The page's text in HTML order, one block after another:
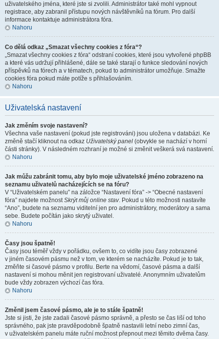
uživatelského jména, které jste si zvolili. Administrátor také mohl vypnout
registrace, aby zabranil přístupu nových návštěvníků na fórum. Pro další
informace kontaktuje administrátora fóra.
Nahoru
Co dělá odkaz „Smazat všechny cookies z fóra“?
„Smazat všechny cookies z fóra“ odstraní cookies, které jsou vytvořené phpBB
a které vás udržují přihlášené, dále se také starají o funkce sledování nových
příspěvků na fórech a v tématech, pokud to administrátor umožňuje. Smažte
cookies fóra pokud máte potíže s přihlašováním.
Nahoru
Uživatelská nastavení
Jak změním svoje nastavení?
Všechna vaše nastavení (pokud jste registrováni) jsou uložena v databázi. Ke
změně stačí kliknout na odkaz Uživatelský panel (obvykle se nachází v horní
části stránky). V následném rozhraní je možné si změnit veškerá svá nastavení.
Nahoru
Jak můžu zabránit tomu, aby bylo moje uživatelské jméno zobrazeno na
seznamu uživatelů nacházejících se na fóru?
V “Uživatelském panelu” na záložce “Nastavení fóra” -> “Obecné nastavení
fóra” najdete možnostSkrýt můj online stav. Pokud u této možnosti nastavíte
“Ano”, budete na seznamu viditelní jen pro administrátory, moderátory a sama
sebe. Budete počítán jako skrytý uživatel.
Nahoru
Časy jsou špatně!
Časy jsou téměř vždy v pořádku, ovšem to, co vidíte jsou časy zobrazené
v jiném časovém pásmu než v tom, ve kterém se nacházíte. Pokud je to tak,
změňte si časové pásmo v profilu. Berte na vědomí, časové pásma a další
nastavení si mohou měnit jen registrovaní uživatelé. Anonymním uživatelům
bude vždy zobrazen výchozí čas fóra.
Nahoru
Změnil jsem časové pásmo, ale je to stále špatně!
Jste si jisti, že jste zadali časové pásmo správně, a přesto se čas liší od toho
správného, pak jste pravděpodobně špatně nastavili letní nebo zimní čas,
v uživatelském panelu máte ruční možnost přepnout mezi těmito dvěma časy.